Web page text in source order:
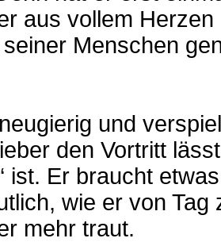
aus vollem
Menschen
und
den Vortritt
ist. Er braucht
wie er von Tag
mehr traut.